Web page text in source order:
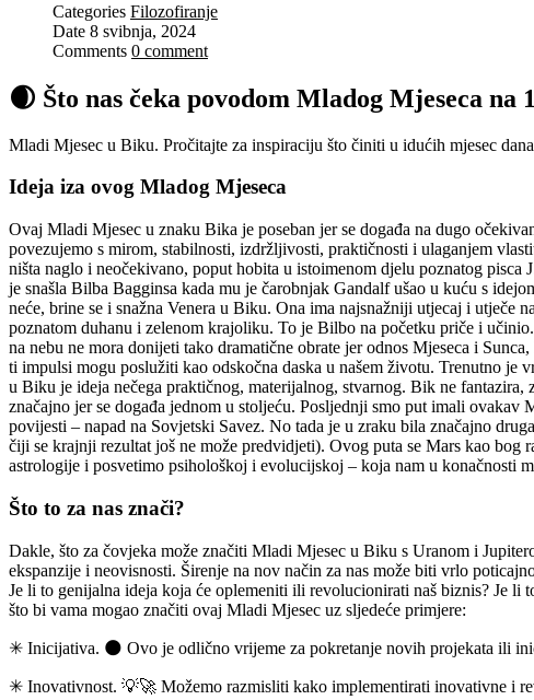
Categories Filozofiranje
Date 8 svibnja, 2024
Comments 0 comment
🌒 Što nas čeka povodom Mladog Mjeseca na
Mladi Mjesec u Biku. Pročitajte za inspiraciju što činiti u idućih mjesec
Ideja iza ovog Mladog Mjeseca
Ovaj Mladi Mjesec u znaku Bika je poseban jer se događa na dugo
povezujemo s mirom, stabilnosti, izdržljivosti, praktičnosti i ulaganjem
ništa naglo i neočekivano, poput hobita u istoimenom djelu poznatog
je snašla Bilba Bagginsa kada mu je čarobnjak Gandalf ušao u kuću s
neće, brine se i snažna Venera u Biku. Ona ima najsnažniji utjecaj i utječe
poznatom duhanu i zelenom krajoliku. To je Bilbo na početku priče i
na nebu ne mora donijeti tako dramatične obrate jer odnos Mjeseca i
ti impulsi mogu poslužiti kao odskočna daska u našem životu. Trenutno je
u Biku je ideja nečega praktičnog, materijalnog, stvarnog. Bik ne
značajno jer se događa jednom u stoljeću. Posljednji smo put imali
povijesti – napad na Sovjetski Savez. No tada je u zraku bila značajno
čiji se krajnji rezultat još ne može predvidjeti). Ovog puta se Mars kao bog
astrologije i posvetimo psihološkoj i evolucijskoj – koja nam u konačnosti
Što to za nas znači?
Dakle, što za čovjeka može značiti Mladi Mjesec u Biku s Uranom i
ekspanzije i neovisnosti. Širenje na nov način za nas može biti vrlo
Je li to genijalna ideja koja će oplemeniti ili revolucionirati naš biznis? Je
što bi vama mogao značiti ovaj Mladi Mjesec uz sljedeće primjere:
✳ Inicijativa. 🌑 Ovo je odlično vrijeme za pokretanje novih projekata ili
✳ Inovativnost. 💡🚀 Možemo razmisliti kako implementirati inovativne i